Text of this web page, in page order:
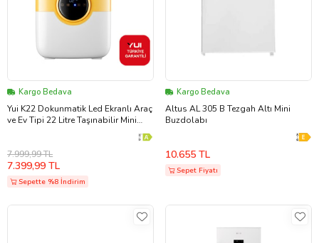
Kargo Bedava
Yui K22 Dokunmatik Led Ekranlı Araç
ve Ev Tipi 22 Litre Taşınabilir Mini
7.999,99 TL
7.399,99 TL
Sepette %8 İndirim
Kargo Bedava
Altus AL 305 B Tezgah Altı Mini
Buzdolabı
10.655 TL
Sepet Fiyatı